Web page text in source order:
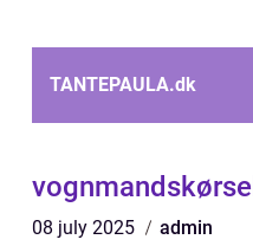
TANTEPAULA.dk
vognmandskørsel
08 july 2025 admin